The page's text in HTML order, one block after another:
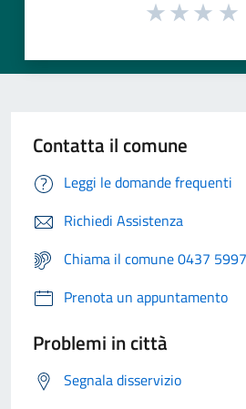
Contatta il comune
Leggi le domande frequenti
Richiedi Assistenza
Chiama il comune 0437
Prenota un appuntamento
Problemi in città
Segnala disservizio